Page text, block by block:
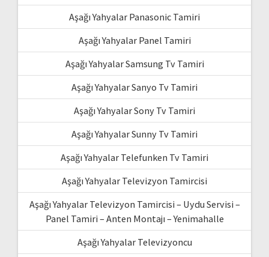
Aşağı Yahyalar Panasonic Tamiri
Aşağı Yahyalar Panel Tamiri
Aşağı Yahyalar Samsung Tv Tamiri
Aşağı Yahyalar Sanyo Tv Tamiri
Aşağı Yahyalar Sony Tv Tamiri
Aşağı Yahyalar Sunny Tv Tamiri
Aşağı Yahyalar Telefunken Tv Tamiri
Aşağı Yahyalar Televizyon Tamircisi
Aşağı Yahyalar Televizyon Tamircisi – Uydu Servisi –
Panel Tamiri – Anten Montajı – Yenimahalle
Aşağı Yahyalar Televizyoncu